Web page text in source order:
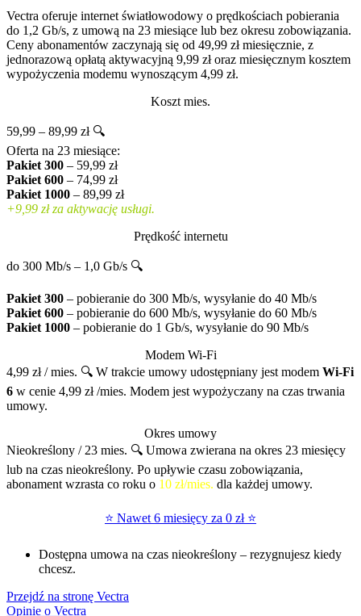
Vectra oferuje internet światłowodowy o prędkościach pobierania
do 1,2 Gb/s, z umową na 23 miesiące lub bez okresu zobowiązania.
Ceny abonamentów zaczynają się od 49,99 zł miesięcznie, z
jednorazową opłatą aktywacyjną 9,99 zł oraz miesięcznym kosztem
wypożyczenia modemu wynoszącym 4,99 zł.
Koszt mies.
59,99 – 89,99 zł 🔍
Oferta na 23 miesiące:
Pakiet 300 – 59,99 zł
Pakiet 600 – 74,99 zł
Pakiet 1000 – 89,99 zł
+9,99 zł za aktywację usługi.
Prędkość internetu
do 300 Mb/s – 1,0 Gb/s 🔍
Pakiet 300 – pobieranie do 300 Mb/s, wysyłanie do 40 Mb/s
Pakiet 600 – pobieranie do 600 Mb/s, wysyłanie do 60 Mb/s
Pakiet 1000 – pobieranie do 1 Gb/s, wysyłanie do 90 Mb/s
Modem Wi-Fi
4,99 zł / mies. 🔍 W trakcie umowy udostępniany jest modem Wi-Fi
6 w cenie 4,99 zł /mies. Modem jest wypożyczany na czas trwania
umowy.
Okres umowy
Nieokreślony / 23 mies. 🔍 Umowa zwierana na okres 23 miesięcy
lub na czas nieokreślony. Po upływie czasu zobowiązania,
abonament wzrasta co roku o 10 zł/mies. dla każdej umowy.
⭐ Nawet 6 miesięcy za 0 zł ⭐
Dostępna umowa na czas nieokreślony – rezygnujesz kiedy
chcesz.
Przejdź na stronę Vectra
Opinie o Vectra